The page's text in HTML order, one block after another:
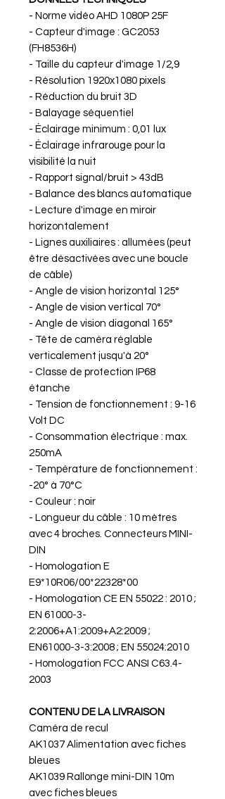
- Norme vidéo AHD 1080P 25F
- Capteur d'image : GC2053
(FH8536H)
- Taille du capteur d'image 1/2,9
- Résolution 1920x1080 pixels
- Réduction du bruit 3D
- Balayage séquentiel
- Éclairage minimum : 0,01 lux
- Éclairage infrarouge pour la
visibilité la nuit
- Rapport signal/bruit > 43dB
- Balance des blancs automatique
- Lecture d'image en miroir
horizontalement
- Lignes auxiliaires : allumées (peut
être désactivées avec une boucle
de câble)
- Angle de vision horizontal 125°
- Angle de vision vertical 70°
- Angle de vision diagonal 165°
- Tête de caméra réglable
verticalement jusqu'à 20°
- Classe de protection IP68
étanche
- Tension de fonctionnement : 9-16
Volt DC
- Consommation électrique : max.
250mA
- Température de fonctionnement :
-20° à 70°C
- Couleur : noir
- Longueur du câble : 10 mètres
avec 4 broches. Connecteurs MINI-
DIN
- Homologation E
E9*10R06/00*22328*00
- Homologation CE EN 55022 : 2010 ;
EN 61000-3-
2:2006+A1:2009+A2:2009 ;
EN61000-3-3:2008 ; EN 55024:2010
- Homologation FCC ANSI C63.4-
2003
CONTENU DE LA LIVRAISON
Caméra de recul
AK1037 Alimentation avec fiches
bleues
AK1039 Rallonge mini-DIN 10m
avec fiches bleues